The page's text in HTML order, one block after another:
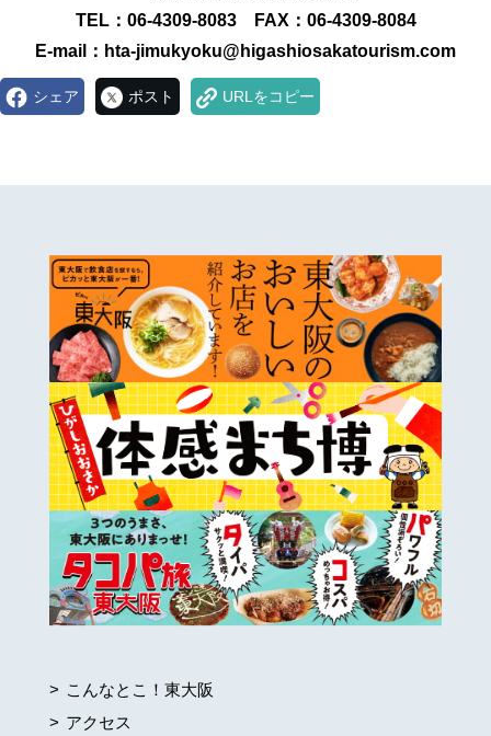
TEL：06-4309-8083 FAX：06-4309-8084
E-mail
：hta-jimukyoku@higashiosakatourism.com
シェア ポスト URLをコピー
こんなとこ！東大阪
アクセス